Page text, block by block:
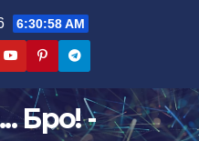
6:30:59 AM
Бро! -